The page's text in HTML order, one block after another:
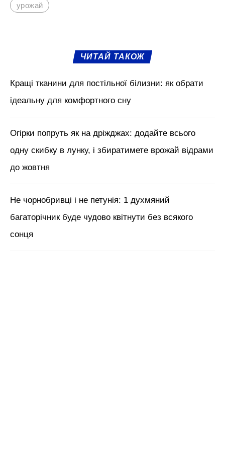
урожай
ЧИТАЙ ТАКОЖ
Кращі тканини для постільної білизни: як обрати
ідеальну для комфортного сну
Огірки попруть як на дріжджах: додайте всього
одну скибку в лунку, і збиратимете врожай відрами
до жовтня
Не чорнобривці і не петунія: 1 духмяний
багаторічник буде чудово квітнути без всякого
сонця